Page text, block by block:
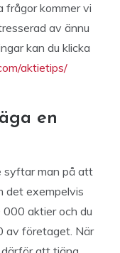
frågor kommer vi
av ännu
kan du klicka
aktietips/
en
syftar man på att
det exempelvis
aktier och du
av företaget. När